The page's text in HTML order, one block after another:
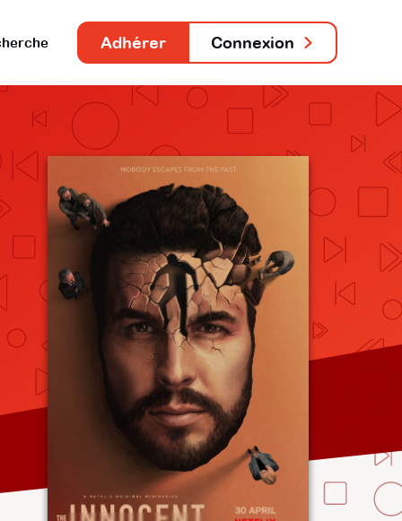
Adhérer Connexion